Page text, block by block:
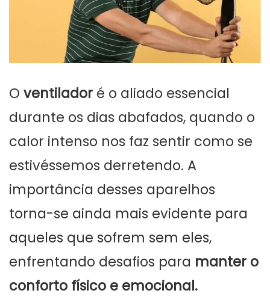
O ventilador é o aliado essencial
durante os dias abafados, quando o
calor intenso nos faz sentir como se
estivéssemos derretendo. A
importância desses aparelhos
torna-se ainda mais evidente para
aqueles que sofrem sem eles,
enfrentando desafios para manter o
conforto físico e emocional.